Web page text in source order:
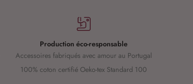
Production éco-responsable
Accessoires fabriqués avec amour au Portugal
100% coton certifié Oeko-tex Standard 100